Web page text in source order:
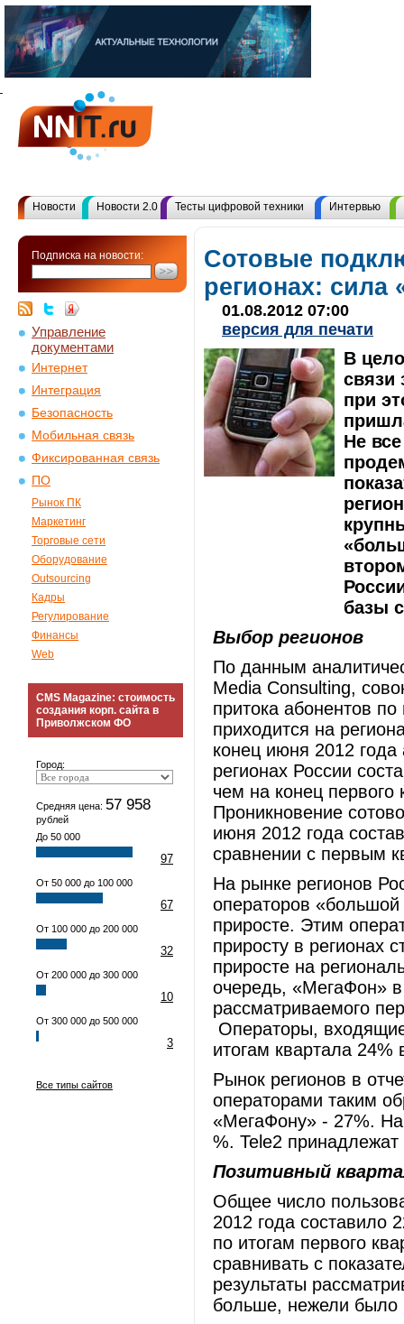
Новости Новости 2.0 Тесты цифровой техники Интервью
Подписка на новости:
Управление
документами
Интернет
Интеграция
Безопасность
Мобильная связь
Фиксированная связь
ПО
Рынок ПК
Маркетинг
Торговые сети
Оборудование
Outsourcing
Кадры
Регулирование
Финансы
Web
CMS Magazine: стоимость
создания корп. сайта в
Приволжском ФО
Город:
Средняя цена: 57 958
рублей
До 50 000
97
От 50 000 до 100 000
67
От 100 000 до 200 000
32
От 200 000 до 300 000
10
От 300 000 до 500 000
3
Все типы сайтов
Сотовые
регионах: сила
01.08.2012 07:00
версия для печати
В
связи
при
Не
базы
Выбор регионов
По данным
Media Consulting,
притока абонентов по
приходится на
конец июня 2012 года
регионах России
чем на конец
Проникновение
июня 2012 года
сравнении с первым
На рынке регионов
операторов
приросте. Этим
приросту в регионах
приросте на
очередь, «МегаФон»
рассматриваемого
Операторы,
итогам квартала 24%
Рынок регионов в
операторами таким
«МегаФону» - 27%.
%. Tele2
Позитивный
Общее число
2012 года составило
по итогам первого
сравнивать с
результаты
больше, нежели было